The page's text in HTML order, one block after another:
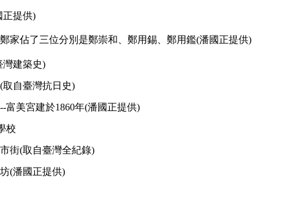
正提供)
家佔了三位分別是鄭崇和、鄭用錫、鄭用鑑(潘國正提供)
灣建築史)
取自臺灣抗日史)
富美宮建於1860年(潘國正提供)
校
街(取自臺灣全紀錄)
(潘國正提供)